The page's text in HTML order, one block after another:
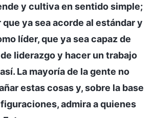
y cultiva en sentido simple;
ya sea acorde al estándar y
líder, que ya sea capaz de
liderazgo y hacer un trabajo
La mayoría de la gente no
estas cosas y, sobre la base
admira a quienes